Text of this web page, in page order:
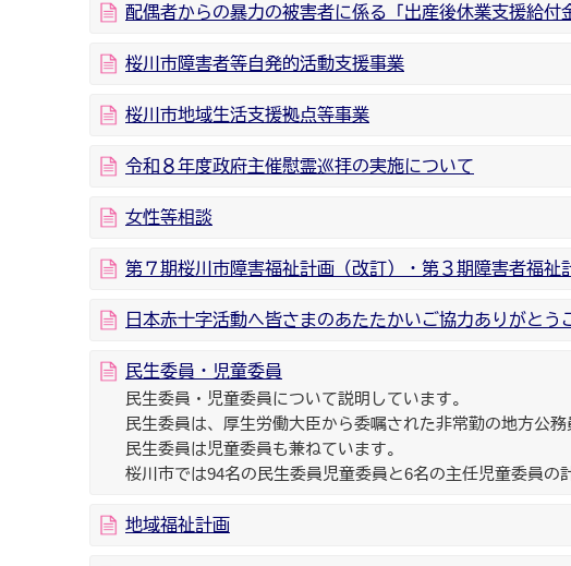
配偶者からの暴力の被害者に係る「出産後休業支援給付
桜川市障害者等自発的活動支援事業
桜川市地域生活支援拠点等事業
令和８年度政府主催慰霊巡拝の実施について
女性等相談
第７期桜川市障害福祉計画（改訂）・第３期障害者福祉
日本赤十字活動へ皆さまのあたたかいご協力ありがとう
民生委員・児童委員
民生委員・児童委員について説明しています。
民生委員は、厚生労働大臣から委嘱された非常勤の地方公
民生委員は児童委員も兼ねています。
桜川市では94名の民生委員児童委員と6名の主任児童委員の
地域福祉計画